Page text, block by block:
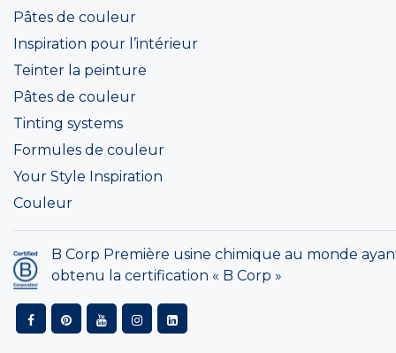
Pâtes de couleur
Inspiration pour l’intérieur
Teinter la peinture
Pâtes de couleur
Tinting systems
Formules de couleur
Your Style Inspiration
Couleur
B Corp Première usine chimique au monde
obtenu la certification « B Corp »